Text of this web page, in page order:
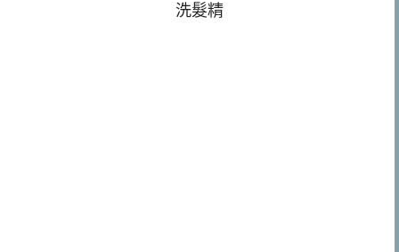
洗髮精